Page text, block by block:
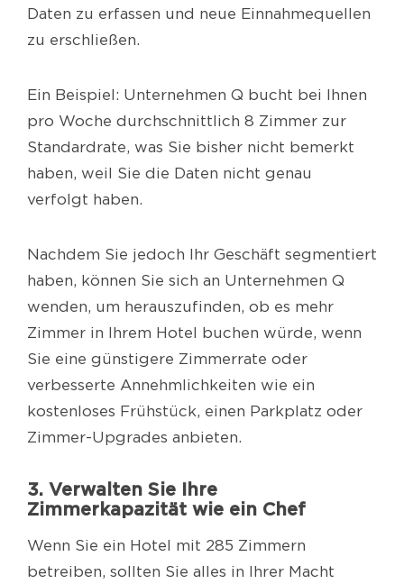
Daten zu erfassen und neue Einnahmequellen
zu erschließen.
Ein Beispiel: Unternehmen Q bucht bei Ihnen
pro Woche durchschnittlich 8 Zimmer zur
Standardrate, was Sie bisher nicht bemerkt
haben, weil Sie die Daten nicht genau
verfolgt haben.
Nachdem Sie jedoch Ihr Geschäft segmentiert
haben, können Sie sich an Unternehmen Q
wenden, um herauszufinden, ob es mehr
Zimmer in Ihrem Hotel buchen würde, wenn
Sie eine günstigere Zimmerrate oder
verbesserte Annehmlichkeiten wie ein
kostenloses Frühstück, einen Parkplatz oder
Zimmer-Upgrades anbieten.
3. Verwalten Sie Ihre
Zimmerkapazität wie ein Chef
Wenn Sie ein Hotel mit 285 Zimmern
betreiben, sollten Sie alles in Ihrer Macht